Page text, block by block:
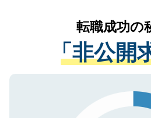
は、個人情報の取り扱
管理基準を満たした事
る、プライバシーマー
で、機密保持に関して
かがいして、現在の医
経験をまじえながら、
させていただきます。
ない方には、長期的な
ので、まずはご登録く
転職成功の
「非公開